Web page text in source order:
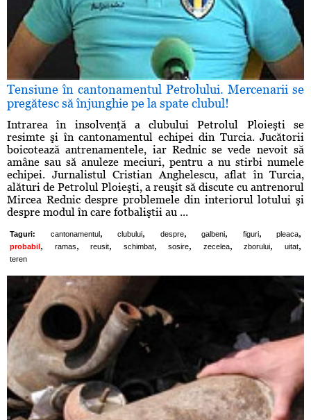
Tensiune în cantonamentul Petrolului. Mercenarii se
pregătesc să înjunghie pe la spate clubul!
Intrarea în insolvenţă a clubului Petrolul Ploieşti se
resimte şi în cantonamentul echipei din Turcia. Jucătorii
boicotează antrenamentele, iar Rednic se vede nevoit să
amâne sau să anuleze meciuri, pentru a nu stirbi numele
echipei. Jurnalistul Cristian Anghelescu, aflat în Turcia,
alături de Petrolul Ploieşti, a reuşit să discute cu antrenorul
Mircea Rednic despre problemele din interiorul lotului şi
despre modul în care fotbaliştii au ...
Taguri: cantonamentul, clubului, despre, galbeni, figuri, pleaca,
probabil , ramas, reusit, schimbat, sosire, zecelea, zborului, uitat,
teren